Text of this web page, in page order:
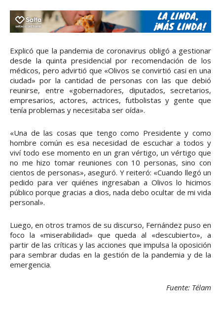
Explicó que la pandemia de coronavirus obligó a gestionar
desde la quinta presidencial por recomendación de los
médicos, pero advirtió que «Olivos se convirtió casi en una
ciudad» por la cantidad de personas con las que debió
reunirse, entre «gobernadores, diputados, secretarios,
empresarios, actores, actrices, futbolistas y gente que
tenía problemas y necesitaba ser oída».
«Una de las cosas que tengo como Presidente y como
hombre común es esa necesidad de escuchar a todos y
viví todo ese momento en un gran vértigo, un vértigo que
no me hizo tomar reuniones con 10 personas, sino con
cientos de personas», aseguró. Y reiteró: «Cuando llegó un
pedido para ver quiénes ingresaban a Olivos lo hicimos
público porque gracias a dios, nada debo ocultar de mi vida
personal».
Luego, en otros tramos de su discurso, Fernández puso en
foco la «miserabilidad» que queda al «descubierto», a
partir de las críticas y las acciones que impulsa la oposición
para sembrar dudas en la gestión de la pandemia y de la
emergencia.
Fuente: Télam